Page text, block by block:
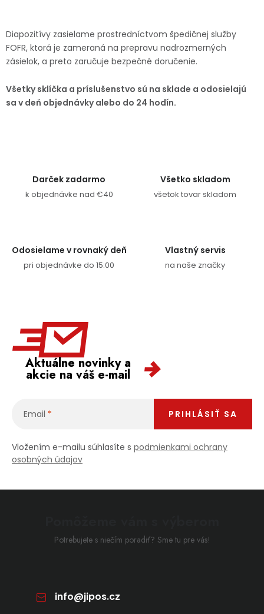
Diapozitívy zasielame prostredníctvom špedičnej služby
FOFR, ktorá je zameraná na prepravu nadrozmerných
zásielok, a preto zaručuje bezpečné doručenie.
Všetky sklíčka a príslušenstvo sú na sklade a odosielajú
sa v deň objednávky alebo do 24 hodín.
Darček zadarmo
k objednávke nad €40
Všetko skladom
všetok tovar skladom
Odosielame v rovnaký deň
pri objednávke do 15:00
Vlastný servis
na naše značky
Aktuálne novinky a
akcie na váš e-mail
Email
Vložením e-mailu súhlasíte s podmienkami ochrany
osobných údajov
PRIHLÁSIŤ SA
Potrebujete s niečím poradiť? Sme tu pre vás!
info@jipos.cz